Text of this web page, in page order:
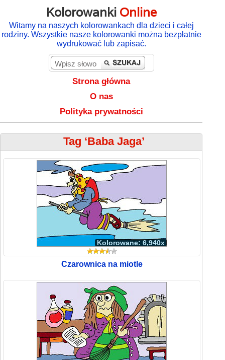
Kolorowanki Online
Witamy na naszych kolorowankach dla dzieci i całej
rodziny. Wszystkie nasze kolorowanki można bezpłatnie
wydrukować lub zapisać.
Strona główna
O nas
Polityka prywatności
Tag ‘Baba Jaga’
Kolorowane: 6,940x
Czarownica na miotle